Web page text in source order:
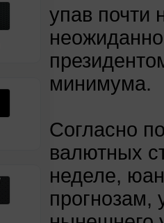
упав почти
минимума.
Согласно
валютных
неделе,
прогнозам,